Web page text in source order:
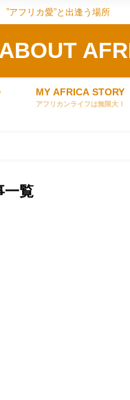
”アフリカ愛”と出逢う場所
MY AFRICA STORY
アフリカンライフは無限大！
一覧